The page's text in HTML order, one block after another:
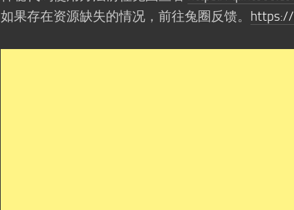
如果存在资源缺失的情况，前往兔圈反馈。